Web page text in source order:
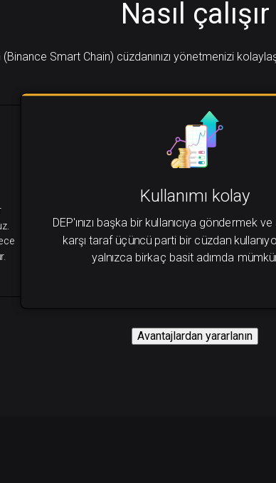
Nasıl çalışır
(Binance Smart Chain) cüzdanınızı yönetmenizi
Kullanımı kolay
DEP'ınızı başka bir kullanıcıya göndermek
karşı taraf üçüncü parti bir cüzdan
yalnızca birkaç basit adımda
Avantajlardan yararlanın